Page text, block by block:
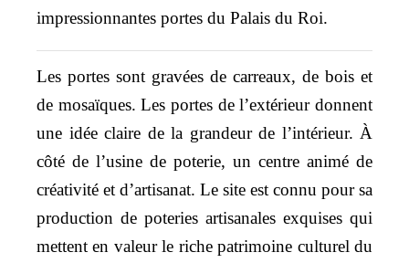
impressionnantes portes du Palais du Roi.
Les portes sont gravées de carreaux, de bois et
de mosaïques. Les portes de l’extérieur donnent
une idée claire de la grandeur de l’intérieur. À
côté de l’usine de poterie, un centre animé de
créativité et d’artisanat. Le site est connu pour sa
production de poteries artisanales exquises qui
mettent en valeur le riche patrimoine culturel du